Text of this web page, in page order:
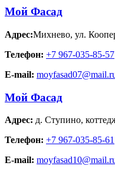
Мой Фасад
Адрес:Михнево, ул.
Телефон: +7 967-035-85-57
E-mail:
Мой Фасад
Адрес: д. Ступино,
Телефон: +7 967-035-85-61
E-mail: